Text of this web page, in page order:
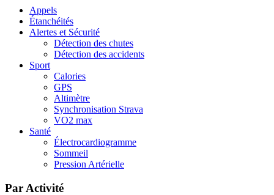
Appels
Étanchéités
Alertes et Sécurité
Détection des chutes
Détection des accidents
Sport
Calories
GPS
Altimètre
Synchronisation Strava
VO2 max
Santé
Électrocardiogramme
Sommeil
Pression Artérielle
Par Activité